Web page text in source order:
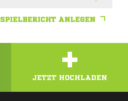
SPIELBERICHT ANLEGEN
+
JETZT HOCHLADEN